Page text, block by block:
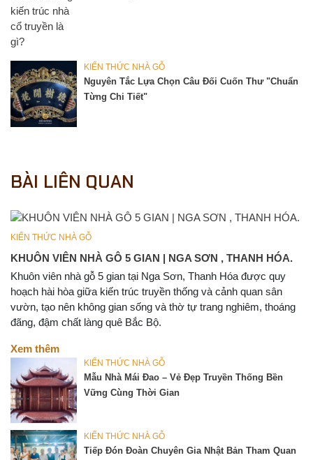
KIẾN THỨC NHÀ GỖ
Nguyên Tắc Lựa Chọn Câu Đối Cuốn Thư "chuẩn
Từng Chi Tiết"
BÀI LIÊN QUAN
KIẾN THỨC NHÀ GỖ
KHUÔN VIÊN NHÀ GÔ 5 GIAN | NGA SƠN , THANH HÓA.
Khuôn viên nhà gỗ 5 gian tại Nga Sơn, Thanh Hóa được quy
hoạch hài hòa giữa kiến trúc truyền thống và cảnh quan sân
vườn, tạo nên không gian sống và thờ tự trang nghiêm, thoáng
đãng, đậm chất làng quê Bắc Bộ.
Xem thêm
KIẾN THỨC NHÀ GỖ
Mẫu Nhà Mái Đao – Vẻ Đẹp Truyền Thống Bền
Vững Cùng Thời Gian
KIẾN THỨC NHÀ GỖ
Tiếp Đón Đoàn Chuyên Gia Nhật Bản Tham Quan